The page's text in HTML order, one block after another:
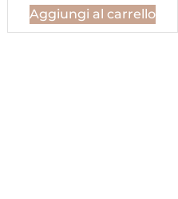
Aggiungi al carrello